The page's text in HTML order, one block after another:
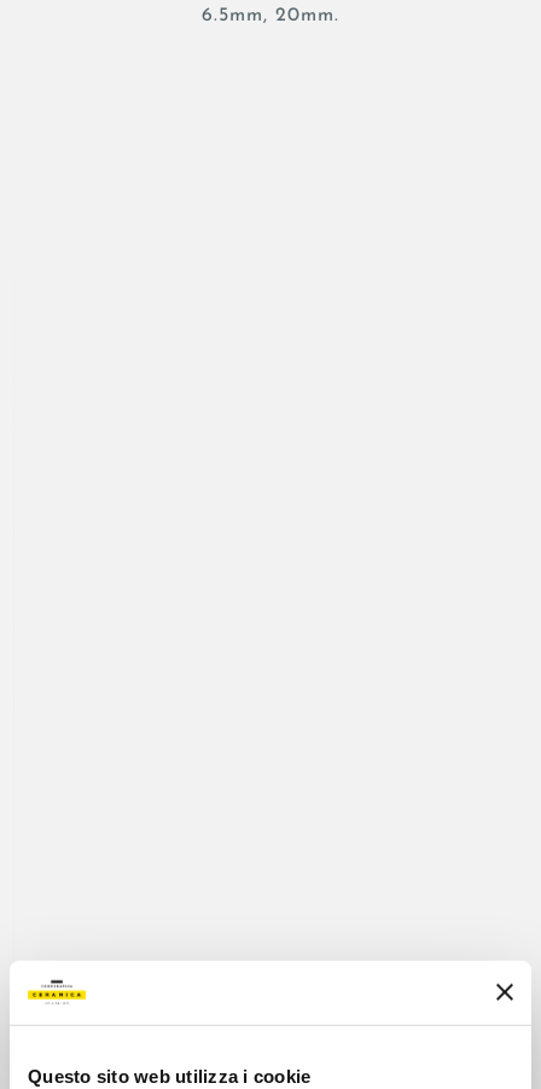
Questo sito web utilizza i cookie
6.5mm, 20mm.